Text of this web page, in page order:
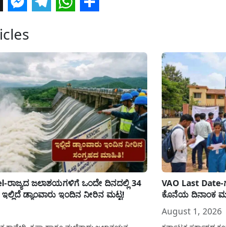
Messenger
Telegram
WhatsApp
Share
ರಾಜ್ಯದ ಜಲಾಶಯಗಳಿಗೆ ಒಂದೇ ದಿನದಲ್ಲಿ 34
ಇಲ್ಲಿದೆ ಡ್ಯಾಂವಾರು ಇಂದಿನ ನೀರಿನ ಮಟ್ಟ!
VAO Last
ಕೊನೆಯ ದಿನಾಂಕ
August 1, 2026